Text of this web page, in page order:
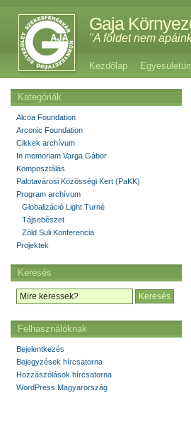
Gaja
"A földet nem
Kezdőlap
Kategóriák
Alcoa Foundation
Arconic Foundation
Cikkek archívum
In memoriam Varga Gábor
Komposztálás
Palotavárosi Közösségi Kert (PaKK)
Program archívum
Globalizáció Light Turné
Tájsebészet
Zöld Suli Konferencia
Projektek
Keresés
Felhasználóknak
Bejelentkezés
Bejegyzések hírcsatorna
Hozzászólások hírcsatorna
WordPress Magyarország